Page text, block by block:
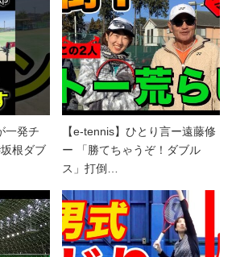
一発チ
根ダブ
【e-tennis】ひとり言ー遠藤修
ー 「勝てちゃうぞ！ダブル
ス」打倒…